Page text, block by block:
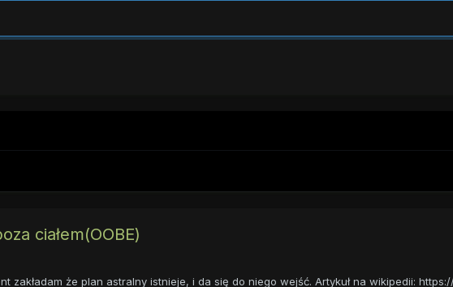
ciałem(OOBE)
zakładam że plan astralny istnieje, i da się do niego wejść. Artykuł na wikipedii: